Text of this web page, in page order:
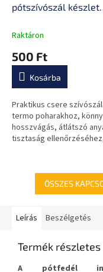
pótszívószál készlet
Raktáron
500 Ft
Kosárba
Praktikus csere
termo poharakhoz,
hosszvágás, átlátszó
tisztaság
karbantartás...
ÖSSZES
Leírás Beszélgetés
Termék
A pótfedél